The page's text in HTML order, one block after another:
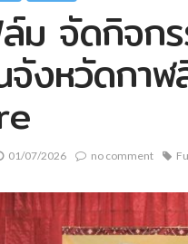
ม จัดกิจกร
จังหวัดกา
01/07/2026 no comment